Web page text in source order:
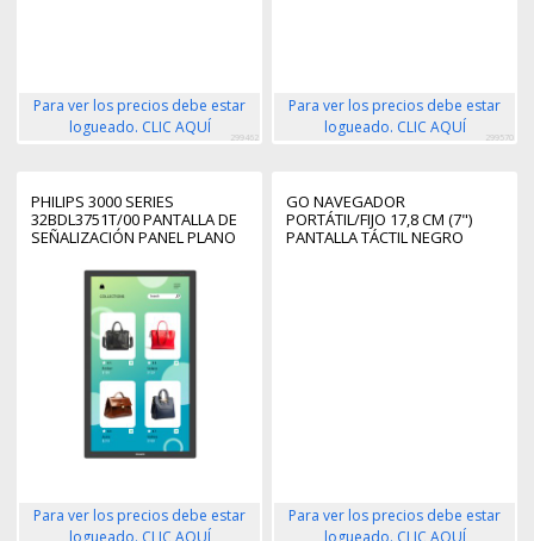
Para ver los precios debe estar
logueado. CLIC AQUÍ
299462
Para ver los precios debe estar
logueado. CLIC AQUÍ
299570
PHILIPS 3000 SERIES
32BDL3751T/00 PANTALLA DE
SEÑALIZACIÓN PANEL PLANO
LCD WIFI 350 CD / M² FULL HD
NEGRO PANTALLA TÁCTIL
PROCESADOR INCORPORADO
ANDROID 24/7
Para ver los precios debe estar
logueado. CLIC AQUÍ
GO NAVEGADOR
PORTÁTIL/FIJO 17,8 CM (7")
PANTALLA TÁCTIL NEGRO
Para ver los precios debe estar
logueado. CLIC AQUÍ